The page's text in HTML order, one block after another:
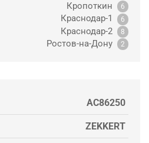
Кропоткин 6
Краснодар-1 6
Краснодар-2 8
Ростов-на-Дону 2
AC86250
ZEKKERT